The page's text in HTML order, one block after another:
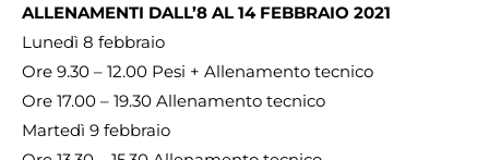
ALLENAMENTI DALL’8 AL 14 FEBBRAIO 2021
Lunedì 8 febbraio
Ore 9.30 – 12.00 Pesi + Allenamento tecnico
Ore 17.00 – 19.30 Allenamento tecnico
Martedì 9 febbraio